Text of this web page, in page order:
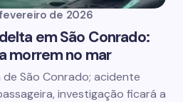
de 2026
em São Conrado:
morrem no mar
São Conrado; acidente
investigação ficará a